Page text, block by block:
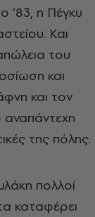
’83, η Πέγκυ
Και
του
και
και τον
αναπάντεχη
της πόλης.
πολλοί
καταφέρει